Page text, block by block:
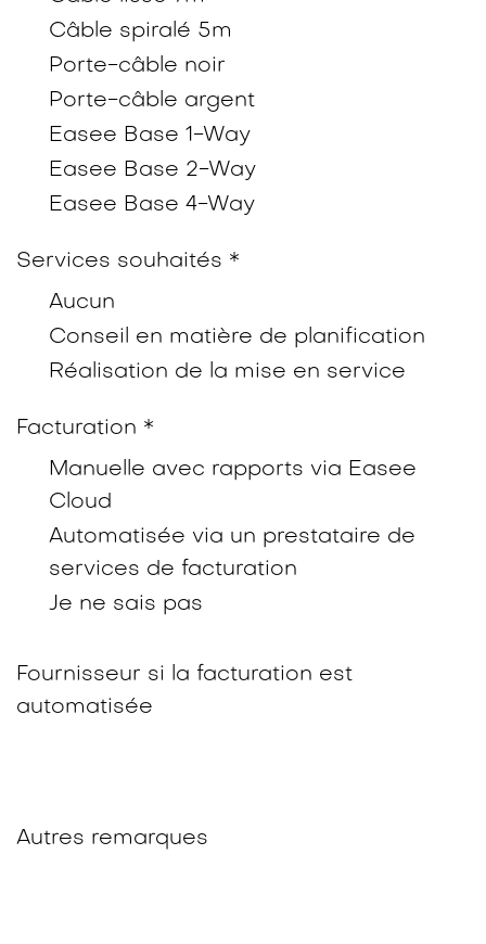
Câble spiralé 5m
Porte-câble noir
Porte-câble argent
Easee Base 1-Way
Easee Base 2-Way
Easee Base 4-Way
Services souhaités *
Aucun
Conseil en matière de planification
Réalisation de la mise en service
Facturation *
Manuelle avec rapports via Easee
Cloud
Automatisée via un prestataire de
services de facturation
Je ne sais pas
Fournisseur si la facturation est
automatisée
Autres remarques